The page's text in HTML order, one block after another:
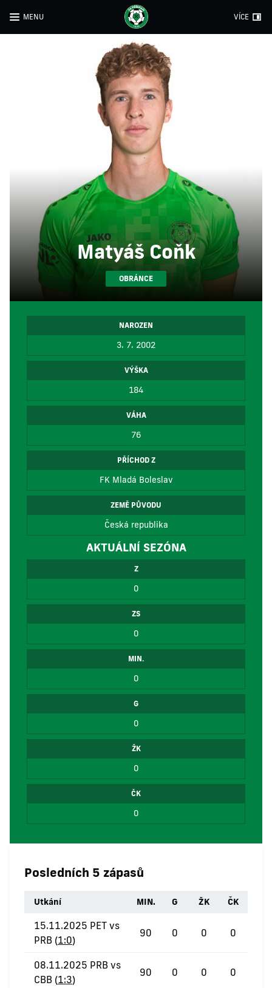
MENU VÍCE
Matyáš Coňk
OBRÁNCE
NAROZEN
3. 7. 2002
VÝŠKA
184
VÁHA
76
PŘÍCHOD Z
FK Mladá Boleslav
ZEMĚ PŮVODU
Česká republika
AKTUÁLNÍ SEZÓNA
Z
0
ZS
0
MIN.
0
G
0
ŽK
0
ČK
0
Posledních 5 zápasů
Utkání MIN. G ŽK ČK
15.11.2025 PET vs
PRB (1:0)
90 0 0 0
08.11.2025 PRB vs
CBB (1:3)
90 0 0 0